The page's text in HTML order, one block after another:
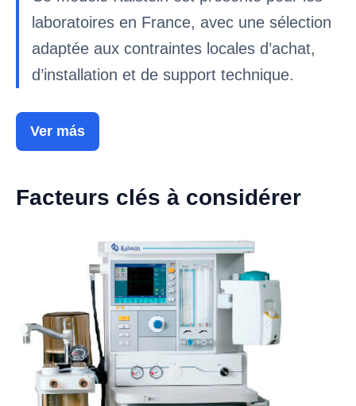
laboratoires en France, avec une sélection
adaptée aux contraintes locales d’achat,
d’installation et de support technique.
Ver más
Facteurs clés à considérer